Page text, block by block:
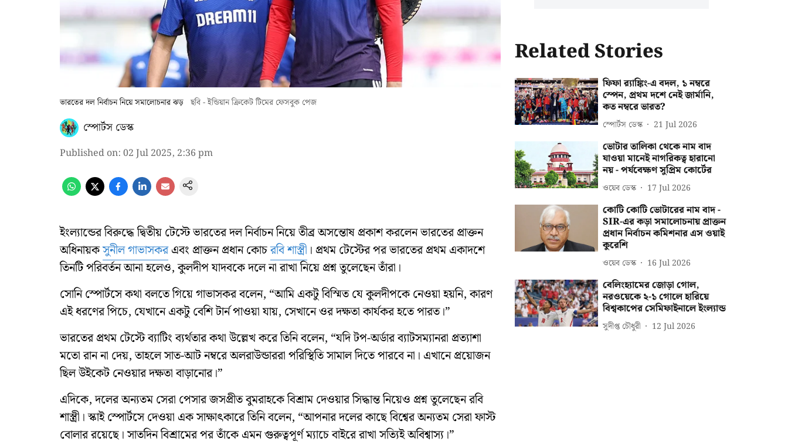
ভারতের দল নির্বাচন নিয়ে সমালোচনার ঝড় ছবি - ইন্ডিয়ান ক্রিকেট টিমের ফেসবুক পেজ
স্পোর্টস ডেস্ক
Published on: 02 Jul 2025, 2:36 pm
ইংল্যান্ডের বিরুদ্ধে দ্বিতীয় টেস্টে ভারতের দল নির্বাচন নিয়ে তীব্র অসন্তোষ প্রকাশ করলেন ভারতের প্রাক্তন
অধিনায়কসুনীল গাভাসকরএবং প্রাক্তন প্রধান কোচরবি শাস্ত্রী । প্রথম টেস্টের পর ভারতের প্রথম একাদশে
তিনটি পরিবর্তন আনা হলেও, কুলদীপ যাদবকে দলে না রাখা নিয়ে প্রশ্ন তুলেছেন তাঁরা।
সোনি স্পোর্টসে কথা বলতে গিয়ে গাভাসকর বলেন, “আমি একটু বিস্মিত যে কুলদীপকে নেওয়া হয়নি, কারণ
এই ধরণের পিচে, যেখানে একটু বেশি টার্ন পাওয়া যায়, সেখানে ওর দক্ষতা কার্যকর হতে পারত।”
ভারতের প্রথম টেস্টে ব্যাটিং ব্যর্থতার কথা উল্লেখ করে তিনি বলেন, “যদি টপ-অর্ডার ব্যাটসম্যানরা প্রত্যাশা
মতো রান না দেয়, তাহলে সাত-আট নম্বরে অলরাউন্ডাররা পরিস্থিতি সামাল দিতে পারবে না। এখানে প্রয়োজন
ছিল উইকেট নেওয়ার দক্ষতা বাড়ানোর।”
এদিকে, দলের অন্যতম সেরা পেসার জসপ্রীত বুমরাহকে বিশ্রাম দেওয়ার সিদ্ধান্ত নিয়েও প্রশ্ন তুলেছেন রবি
শাস্ত্রী। স্কাই স্পোর্টসে দেওয়া এক সাক্ষাৎকারে তিনি বলেন, “আপনার দলের কাছে বিশ্বের অন্যতম সেরা ফাস্ট
বোলার রয়েছে। সাতদিন বিশ্রামের পর তাঁকে এমন গুরুত্বপূর্ণ ম্যাচে বাইরে রাখা সত্যিই অবিশ্বাস্য।”
Related Stories
ফিফা র‍্যাঙ্কিং-এ বদল, ১ নম্বরে
স্পেন, প্রথম দশে নেই জার্মানি,
কত নম্বরে ভারত?
স্পোর্টস ডেস্ক 21 Jul 2026
ভোটার তালিকা থেকে নাম বাদ
যাওয়া মানেই নাগরিকত্ব হারানো
নয় - পর্যবেক্ষণ সুপ্রিম কোর্টের
ওয়েব ডেস্ক 17 Jul 2026
কোটি কোটি ভোটারের নাম বাদ -
SIR-এর কড়া সমালোচনায় প্রাক্তন
প্রধান নির্বাচন কমিশনার এস ওয়াই
কুরেশি
ওয়েব ডেস্ক 16 Jul 2026
বেলিংহ্যামের জোড়া গোল,
নরওয়েকে ২-১ গোলে হারিয়ে
বিশ্বকাপের সেমিফাইনালে ইংল্যান্ড
সুদীপ্ত চৌধুরী 12 Jul 2026